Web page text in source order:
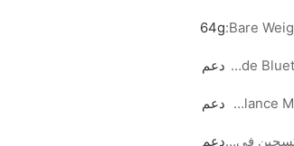
Bare
64g
Dual Mode Bluetooth Call: دعم
Health Glance Monitoring: دعم
مراقبة الأكسجين في الدم:دعم